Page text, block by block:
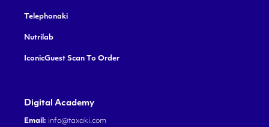
Telephonaki
Nutrilab
IconicGuest Scan To Order
Digital Academy
Email: info@taxaki.com